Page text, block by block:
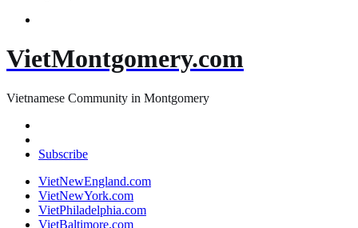
VietMontgomery.com
Vietnamese Community in Montgomery
Subscribe
VietNewEngland.com
VietNewYork.com
VietPhiladelphia.com
VietBaltimore.com